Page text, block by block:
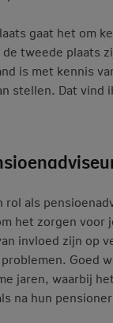
gaat het om
de tweede plaats
is met kennis
stellen. Dat vind
als
het zorgen
invloed zijn op
Goed
jaren, waarbij
na hun